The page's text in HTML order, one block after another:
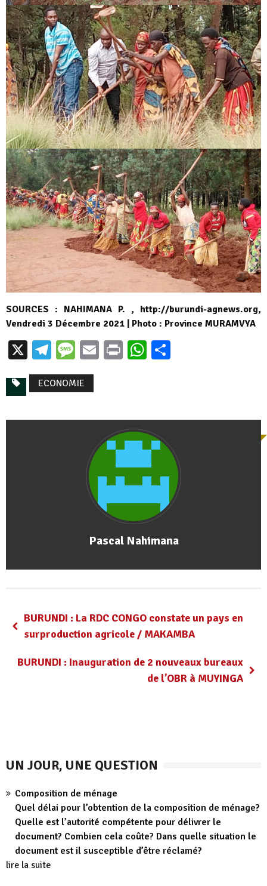
SOURCES : NAHIMANA P. , http://burundi-agnews.org,
Vendredi 3 Décembre 2021 | Photo : Province MURAMVYA
X Telegram
Message
EmailPrintWhatsApp
ECONOMIE
Pascal Nahimana
BURUNDI : La RDC CONGO constate un pays en
surproduction agricole / MAKAMBA
BURUNDI : Inauguration de 2 nouveaux bureaux
de l’OBR à MUYINGA
UN JOUR, UNE QUESTION
Composition de ménage
Quel délai pour l’obtention de la composition de ménage?
Quelle est l’autorité compétente pour délivrer le
document? Combien cela coûte? Dans quelle situation le
document est il susceptible d’être réclamé?
lire la suite